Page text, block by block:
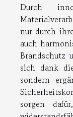
Durch
nur durch
auch
Brandschutz
sich dank
sondern
sorgen